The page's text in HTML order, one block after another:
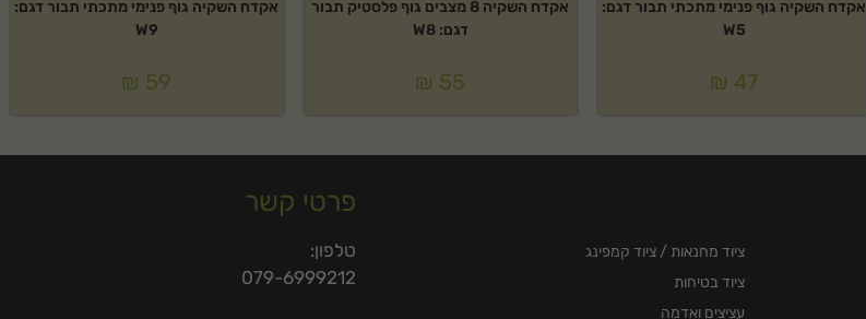
אקדח השקיה גוף פנימי מתכתי תבור דגם:
W5
₪ 47
אקדח השקיה 8 מצבים גוף פלסטיק תבור
דגם: W8
₪ 55
אקדח השקיה גוף פנימי מתכתי תבור דגם:
W9
₪ 59
ציוד מחנאות / ציוד קמפינג
ציוד בטיחות
עציצים ואדמה
פרטי קשר
טלפון:
079-6999212